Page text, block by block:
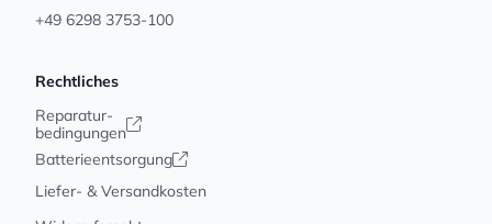
+49 6298 3753-100
Rechtliches
Reparatur-
bedingungen
Batterieentsorgung
Liefer- & Versandkosten